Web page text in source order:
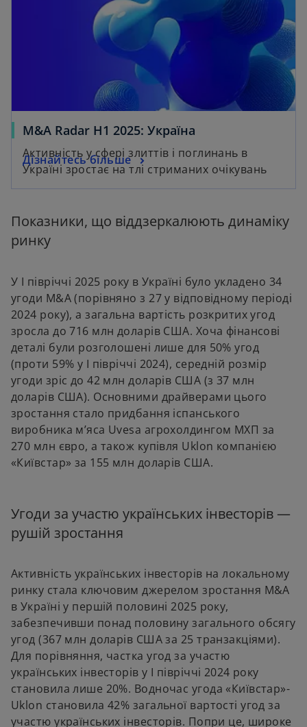
M&A Radar H1 2025: Україна
Активність у сфері злиттів і поглинань в
Україні зростає на тлі стриманих очікувань
Дізнайтесь більше
Показники, що віддзеркалюють динаміку
ринку
У І півріччі 2025 року в Україні було укладено 34
угоди M&A (порівняно з 27 у відповідному періоді
2024 року), а загальна вартість розкритих угод
зросла до 716 млн доларів США. Хоча фінансові
деталі були розголошені лише для 50% угод
(проти 59% у І півріччі 2024), середній розмір
угоди зріс до 42 млн доларів США (з 37 млн
доларів США). Основними драйверами цього
зростання стало придбання іспанського
виробника м’яса Uvesa агрохолдингом МХП за
270 млн євро, а також купівля Uklon компанією
«Київстар» за 155 млн доларів США.
Угоди за участю українських інвесторів —
рушій зростання
Активність українських інвесторів на локальному
ринку стала ключовим джерелом зростання M&A
в Україні у першій половині 2025 року,
забезпечивши понад половину загального обсягу
угод (367 млн доларів США за 25 транзакціями).
Для порівняння, частка угод за участю
українських інвесторів у І півріччі 2024 року
становила лише 20%. Водночас угода «Київстар»-
Uklon становила 42% загальної вартості угод за
участю українських інвесторів. Попри це, широке